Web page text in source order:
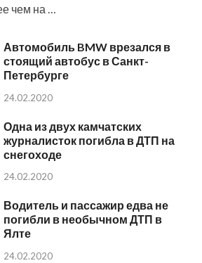
чем на …
Автомобиль BMW врезался в
стоящий автобус в Санкт-
Петербурге
24.02.2020
Одна из двух камчатских
журналисток погибла в ДТП на
снегоходе
24.02.2020
Водитель и пассажир едва не
погибли в необычном ДТП в
Ялте
24.02.2020